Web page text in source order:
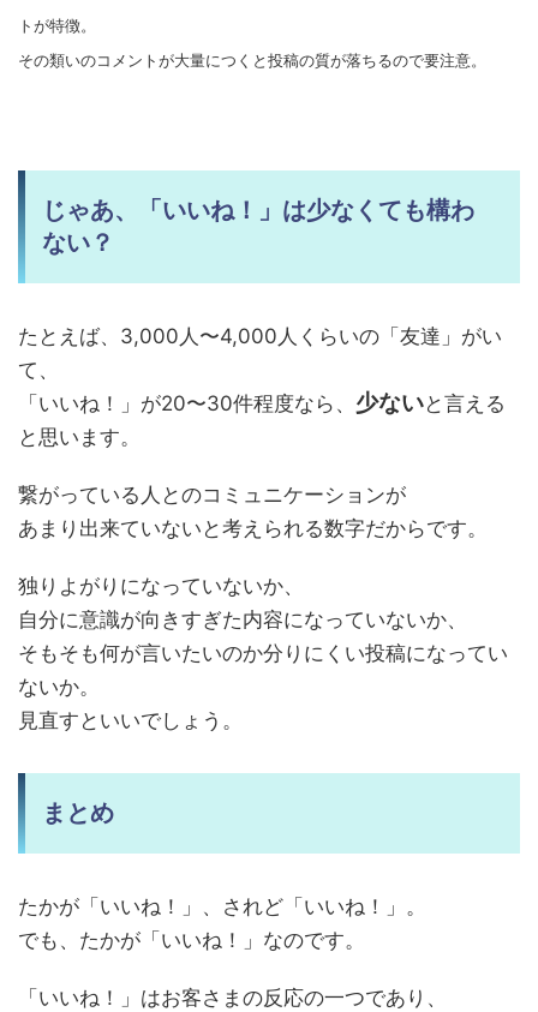
トが特徴。
その類いのコメントが大量につくと投稿の質が落ちるので要注意。
じゃあ、「いいね！」は少なくても構わ
ない？
たとえば、3,000人〜4,000人くらいの「友達」がい
て、
「いいね！」が20〜30件程度なら、 少ないと言える
と思います。
繋がっている人とのコミュニケーションが
あまり出来ていないと考えられる数字だからです。
独りよがりになっていないか、
自分に意識が向きすぎた内容になっていないか、
そもそも何が言いたいのか分りにくい投稿になってい
ないか。
見直すといいでしょう。
まとめ
たかが「いいね！」、されど「いいね！」。
でも、たかが「いいね！」なのです。
「いいね！」はお客さまの反応の一つであり、